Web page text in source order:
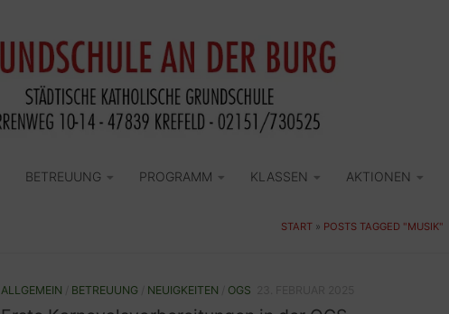
BETREUUNG PROGRAMM KLASSEN AKTIONEN
START » POSTS TAGGED "MUSIK"
ALLGEMEIN BETREUUNG NEUIGKEITEN OGS